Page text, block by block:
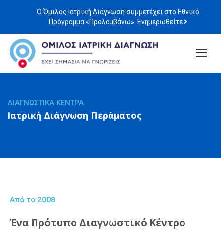
Ο Όμιλος Ιατρική Διάγνωση συμμετέχει στο Εθνικό
Πρόγραμμα «Προλαμβάνω». Ενημερωθείτε
ΔΙΑΓΝΩΣΤΙΚΑ ΚΕΝΤΡΑ
Ιατρική Διάγνωση Περάματος
Από το 2008
Ένα Πρότυπο Διαγνωστικό Κέντρο